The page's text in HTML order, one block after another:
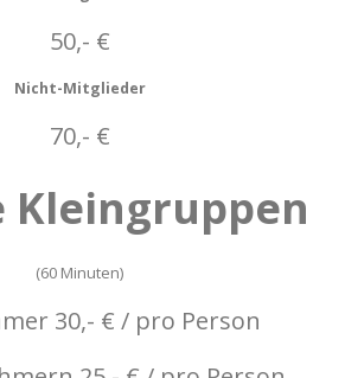
50,- €
Nicht-Mitglieder
70,- €
Kleingruppen
(60 Minuten)
30,- € / pro Person